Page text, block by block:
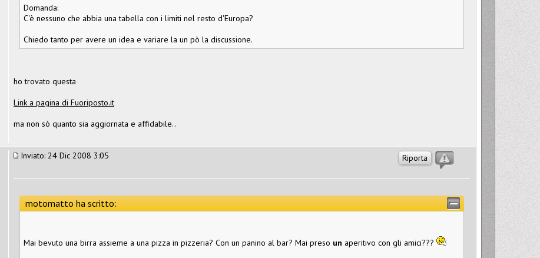
Domanda:
C'è nessuno che abbia una tabella con i limiti nel resto d'Europa?
Chiedo tanto per avere un idea e variare la un pò la discussione.
ho trovato questa
Link a pagina di Fuoriposto.it
ma non sò quanto sia aggiornata e affidabile..
Riporta
Inviato: 24 Dic 2008 3:05
motomatto ha scritto:
Mai bevuto una birra assieme a una pizza in pizzeria? Con un panino al bar? Mai preso un aperitivo con gli amici???